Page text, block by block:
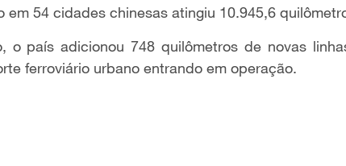
em 54 cidades chinesas atingiu 10.945,6
o país adicionou 748 quilômetros de novas
ferroviário urbano entrando em operação.